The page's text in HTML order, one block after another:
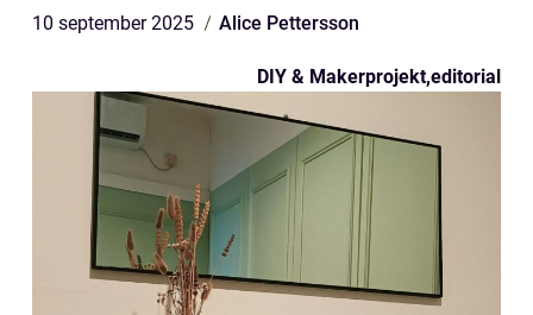
10 september 2025 Alice Pettersson
DIY & Makerprojekt,editorial